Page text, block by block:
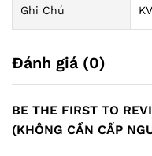
Ghi Chú KV
Đánh giá (0)
BE THE FIRST TO
(KHÔNG CẦN CẤP